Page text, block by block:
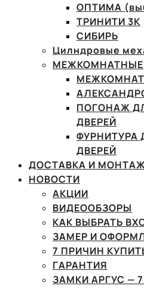
ОПТИМА
ТРИНИТИ 3К
СИБИРЬ
Цилндровые
МЕЖКОМНАТНЫЕ
ПОГОНАЖ
ДВЕРЕЙ
ДВЕРЕЙ
ДОСТАВКА И
НОВОСТИ
АКЦИИ
ВИДЕООБЗОРЫ
КАК ВЫБРАТЬ
ЗАМЕР И
7 ПРИЧИН
ГАРАНТИЯ
ЗАМКИ АРГУС —